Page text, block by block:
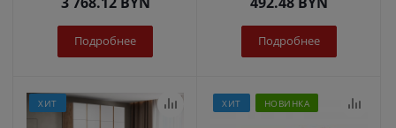
Подробнее Подробнее
ХИТ ХИТ НОВИНКА